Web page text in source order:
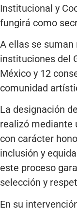
Institucional y
fungirá como
A ellas se
instituciones del
México y 12
comunidad
La designación
realizó mediante
con carácter
inclusión y
este proceso
selección y
En su